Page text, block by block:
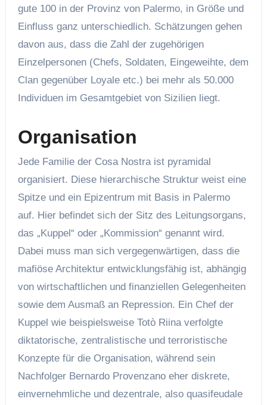
gute 100 in der Provinz von Palermo, in Größe und
Einfluss ganz unterschiedlich. Schätzungen gehen
davon aus, dass die Zahl der zugehörigen
Einzelpersonen (Chefs, Soldaten, Eingeweihte, dem
Clan gegenüber Loyale etc.) bei mehr als 50.000
Individuen im Gesamtgebiet von Sizilien liegt.
Organisation
Jede Familie der Cosa Nostra ist pyramidal
organisiert. Diese hierarchische Struktur weist eine
Spitze und ein Epizentrum mit Basis in Palermo
auf. Hier befindet sich der Sitz des Leitungsorgans,
das „Kuppel“ oder „Kommission“ genannt wird.
Dabei muss man sich vergegenwärtigen, dass die
mafiöse Architektur entwicklungsfähig ist, abhängig
von wirtschaftlichen und finanziellen Gelegenheiten
sowie dem Ausmaß an Repression. Ein Chef der
Kuppel wie beispielsweise Totò Riina verfolgte
diktatorische, zentralistische und terroristische
Konzepte für die Organisation, während sein
Nachfolger Bernardo Provenzano eher diskrete,
einvernehmliche und dezentrale, also quasifeudale